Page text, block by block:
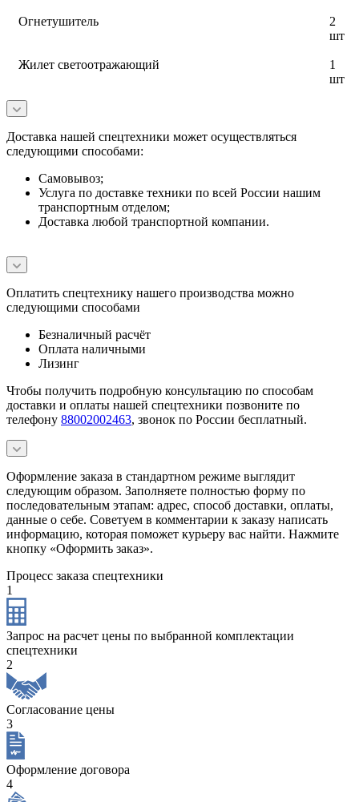
Огнетушитель
2
шт
Жилет светоотражающий
1
шт
Доставка нашей спецтехники может осуществляться
следующими способами:
Самовывоз;
Услуга по доставке техники по всей России нашим
транспортным отделом;
Доставка любой транспортной компании.
Оплатить спецтехнику нашего производства можно
следующими способами
Безналичный расчёт
Оплата наличными
Лизинг
Чтобы получить подробную консультацию по способам
доставки и оплаты нашей спецтехники позвоните по
телефону 88002002463, звонок по России бесплатный.
Оформление заказа в стандартном режиме выглядит
следующим образом. Заполняете полностью форму по
последовательным этапам: адрес, способ доставки, оплаты,
данные о себе. Советуем в комментарии к заказу написать
информацию, которая поможет курьеру вас найти. Нажмите
кнопку «Оформить заказ».
Процесс заказа спецтехники
1
Запрос на расчет цены по выбранной комплектации
спецтехники
2
Согласование цены
3
Оформление договора
4